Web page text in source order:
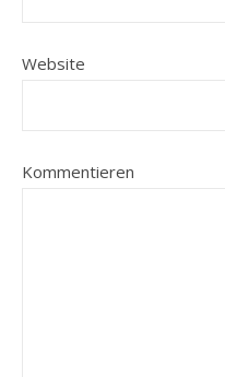
Website
Kommentieren